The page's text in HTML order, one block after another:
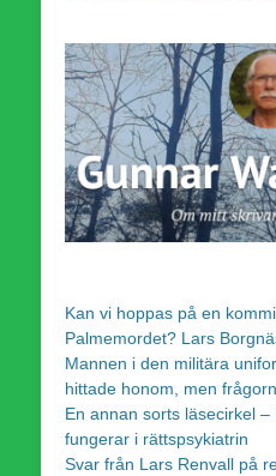
Kan vi hoppas på en
Palmemordet? Lars
Mannen i den militära
hittade honom, men
En annan sorts läsecirkel
fungerar i rättspsykiatrin
Svar från Lars Renvall på